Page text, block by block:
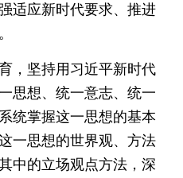
适应新时代要求、推进
坚持用习近平新时代
思想、统一意志、统一
统掌握这一思想的基本
一思想的世界观、方法
中的立场观点方法，深